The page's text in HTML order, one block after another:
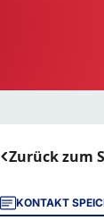
Zurück zum
KONTAKT